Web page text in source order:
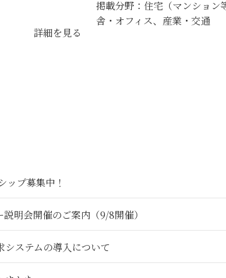
詳細を見る
掲載分野：住宅（マンショ
舎・オフィス、産業・交通
ップ募集中！
明会開催のご案内（9/8開催）
システムの導入について